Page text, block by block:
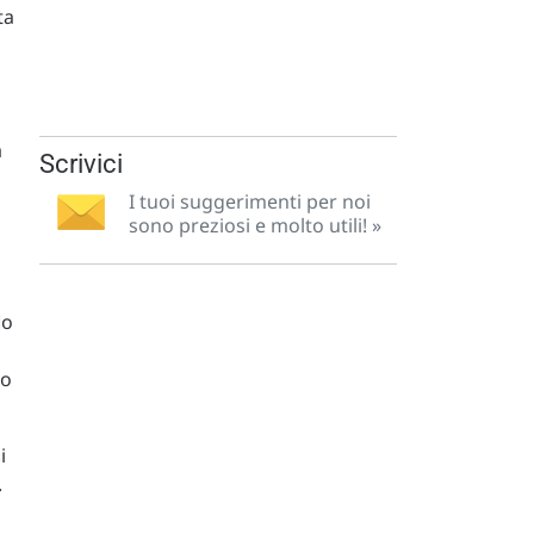
Scrivici
I tuoi suggerimenti per noi
sono preziosi e molto utili! »